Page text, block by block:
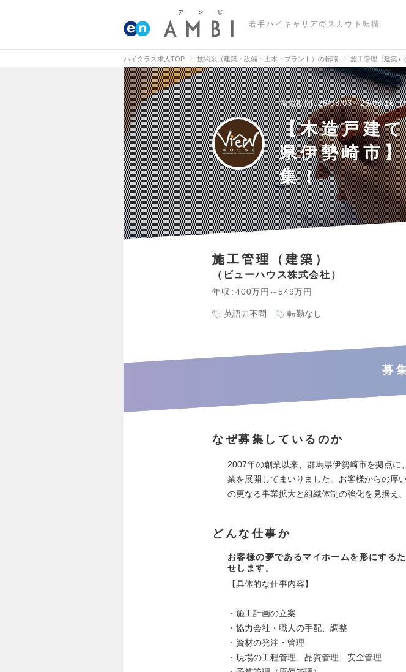
若手ハイキャリアのスカウト転職
ハイクラス求人TOP 技術系（建築・設備・土木・プラント）の転職 施工管理（建築）
掲載期間 26/08/03～26/08/16
【木造戸建
県伊勢崎市
集！
施工管理（建築）
ビューハウス株式会社
年収 400万円～549万円
英語力不問 転勤なし
募
なぜ募集しているのか
2007年の創業以来、群馬県伊勢崎市を拠点
業を展開してまいりました。お客様からの厚
の更なる事業拡大と組織体制の強化を見据え
どんな仕事か
お客様の夢であるマイホームを形にする
せします。
【具体的な仕事内容】
・施工計画の立案
・協力会社・職人の手配、調整
・資材の発注・管理
・現場の工程管理、品質管理、安全管理